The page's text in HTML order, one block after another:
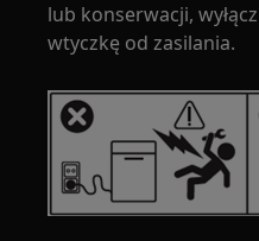
lub konserwacji,
wtyczkę od zasilania.